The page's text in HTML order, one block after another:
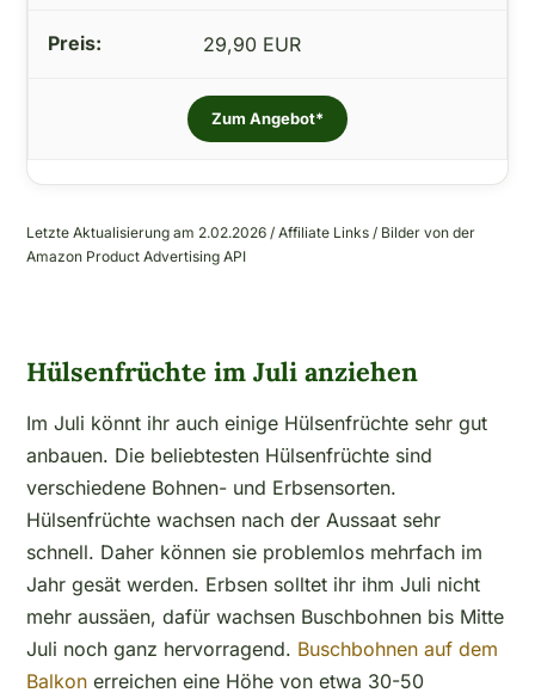
29,90 EUR
Zum Angebot*
Letzte Aktualisierung am 2.02.2026 / Affiliate Links / Bilder von der
Amazon Product Advertising API
Hülsenfrüchte im Juli anziehen
Im Juli könnt ihr auch einige Hülsenfrüchte sehr gut
anbauen. Die beliebtesten Hülsenfrüchte sind
verschiedene Bohnen- und Erbsensorten.
Hülsenfrüchte wachsen nach der Aussaat sehr
schnell. Daher können sie problemlos mehrfach im
Jahr gesät werden. Erbsen solltet ihr ihm Juli nicht
mehr aussäen, dafür wachsen Buschbohnen bis Mitte
Juli noch ganz hervorragend. Buschbohnen auf dem
Balkon erreichen eine Höhe von etwa 30-50